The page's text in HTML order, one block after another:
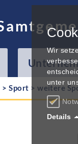
>Sport >weitere
Wir
unter
Details